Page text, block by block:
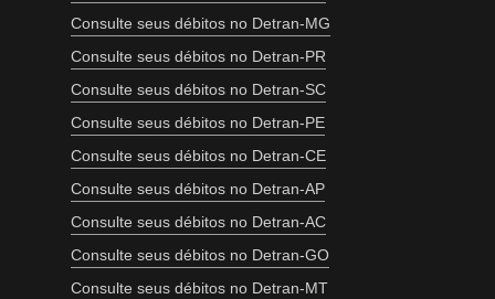
Consulte seus débitos no Detran-MG
Consulte seus débitos no Detran-PR
Consulte seus débitos no Detran-SC
Consulte seus débitos no Detran-PE
Consulte seus débitos no Detran-CE
Consulte seus débitos no Detran-AP
Consulte seus débitos no Detran-AC
Consulte seus débitos no Detran-GO
Consulte seus débitos no Detran-MT